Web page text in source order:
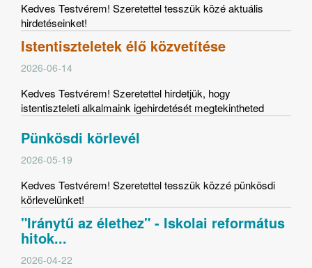
Kedves Testvérem! Szeretettel tesszük közé aktuális
hirdetéseinket!
Istentiszteletek élő közvetítése
2026-06-14
Kedves Testvérem! Szeretettel hirdetjük, hogy
istentiszteleti alkalmaink igehirdetését megtekintheted
Pünkösdi körlevél
2026-05-19
Kedves Testvérem! Szeretettel tesszük közzé pünkösdi
körlevelünket!
"Iránytű az élethez" - Iskolai református
hitok...
2026-04-22